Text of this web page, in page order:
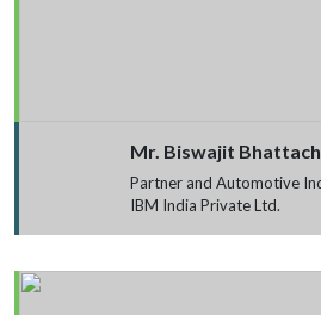
Mr. Biswajit
Partner and Automotive
IBM India Private Ltd.